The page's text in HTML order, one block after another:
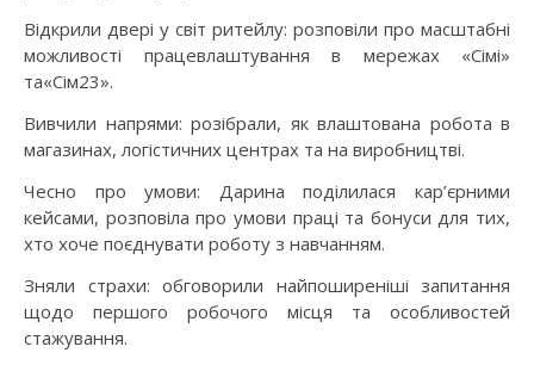
Відкрили двері у світ ритейлу: розповіли про масштабні
можливості працевлаштування в мережах «Сімі»
та«Сім23».
Вивчили напрями: розібрали, як влаштована робота в
магазинах, логістичних центрах та на виробництві.
Чесно про умови: Дарина поділилася кар’єрними
кейсами, розповіла про умови праці та бонуси для тих,
хто хоче поєднувати роботу з навчанням.
Зняли страхи: обговорили найпоширеніші запитання
щодо першого робочого місця та особливостей
стажування.